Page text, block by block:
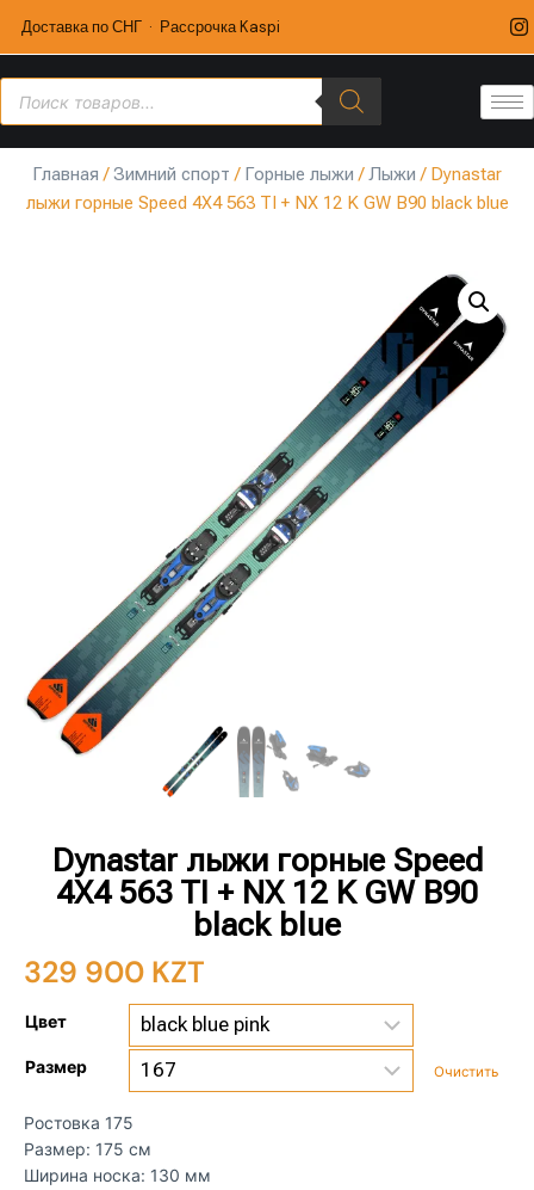
Доставка по СНГ · Рассрочка Kaspi
Главная /Зимний спорт / Горные лыжи /Лыжи / Dynastar
лыжи горные Speed 4X4 563 TI + NX 12 K GW B90 black blue
Dynastar лыжи горные Speed
4X4 563 TI + NX 12 K GW B90
black blue
329 900 KZT
Цвет
Размер Очистить
Ростовка 175
Размер: 175 см
Ширина носка: 130 мм